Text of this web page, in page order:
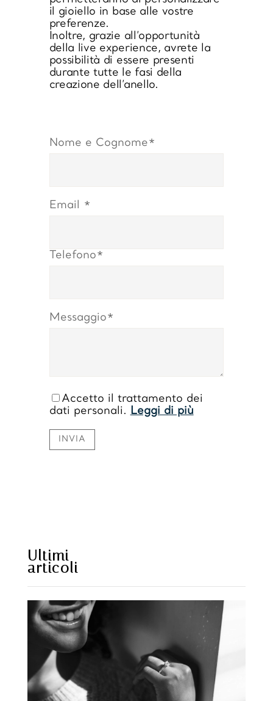
il gioiello in base alle vostre
preferenze.
Inoltre, grazie all’opportunità
della
live experience, avrete la
possibilità di essere presenti
durante tutte le fasi della
creazione dell’anello.
Nome e Cognome*
Email *
Telefono*
Messaggio*
Accetto il trattamento dei
dati personali.
Leggi di più
INVIA
Ultimi
articoli